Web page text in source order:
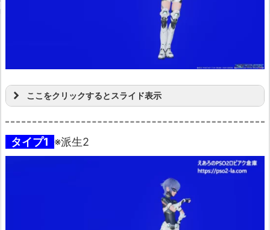
ここをクリックするとスライド表示
タイプ1 ※派生2